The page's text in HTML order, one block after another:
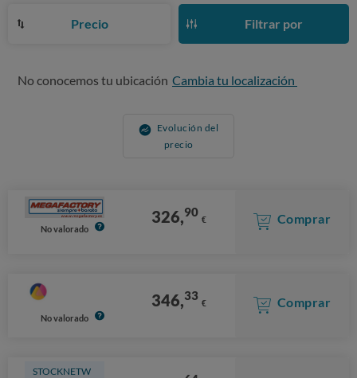
Precio Filtrar por
No conocemos tu ubicación Cambia tu localización
Evolución del
precio
No valorado
326,90 € Comprar
No valorado
346,33 € Comprar
STOCKNETW